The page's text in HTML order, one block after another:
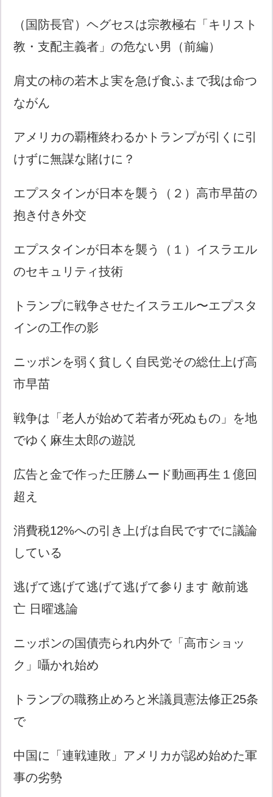
（国防長官）ヘグセスは宗教極右「キリスト
教・支配主義者」の危ない男（前編）
肩丈の柿の若木よ実を急げ食ふまで我は命つ
ながん
アメリカの覇権終わるかトランプが引くに引
けずに無謀な賭けに？
エプスタインが日本を襲う（２）高市早苗の
抱き付き外交
エプスタインが日本を襲う（１）イスラエル
のセキュリティ技術
トランプに戦争させたイスラエル〜エプスタ
インの工作の影
ニッポンを弱く貧しく自民党その総仕上げ高
市早苗
戦争は「老人が始めて若者が死ぬもの」を地
でゆく麻生太郎の遊説
広告と金で作った圧勝ムード動画再生１億回
超え
消費税12%への引き上げは自民ですでに議論
している
逃げて逃げて逃げて逃げて参ります 敵前逃
亡 日曜逃論
ニッポンの国債売られ内外で「高市ショッ
ク」囁かれ始め
トランプの職務止めろと米議員憲法修正25条
で
中国に「連戦連敗」アメリカが認め始めた軍
事の劣勢